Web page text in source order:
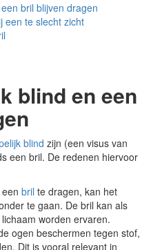
bril blijven dragen
een te slecht zicht
blind en een
blind zijn (een visus van
een bril. De redenen hiervoor
bril te dragen, kan het
te gaan. De bril kan als
worden ervaren.
ogen beschermen tegen stof,
Dit is vooral relevant in